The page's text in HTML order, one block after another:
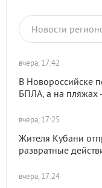
Новости
вчера, 17:42
В Новороссийске
БПЛА, а на пляжах
вчера, 17:25
Жителя Кубани
развратные
вчера, 17:24